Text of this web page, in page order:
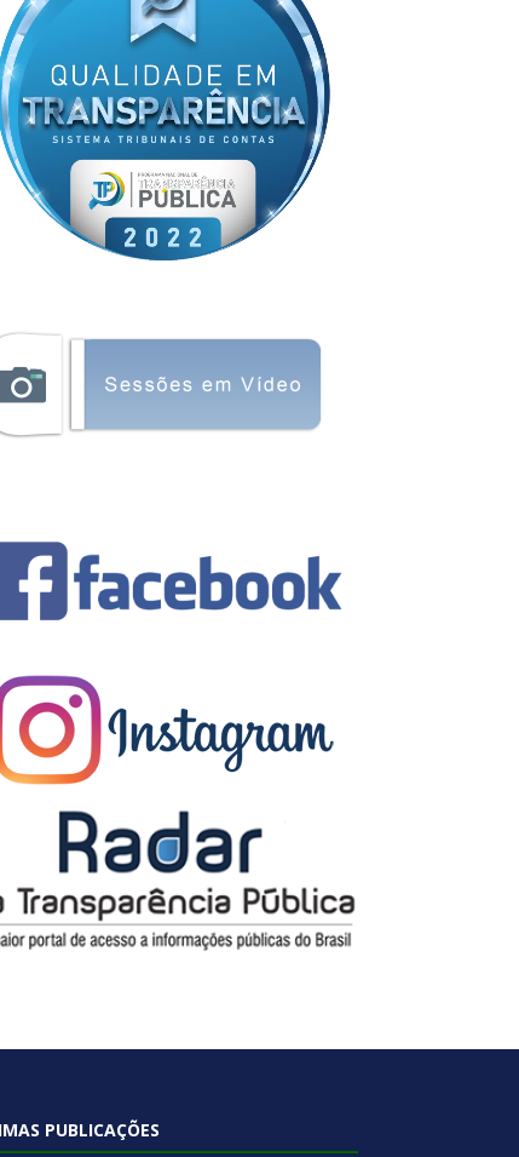
PUBLICAÇÕES